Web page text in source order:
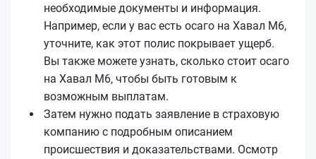
необходимые документы и информация.
Например, если у вас есть осаго на Хавал М6,
уточните, как этот полис покрывает ущерб.
Вы также можете узнать, сколько стоит осаго
на Хавал М6, чтобы быть готовым к
возможным выплатам.
Затем нужно подать заявление в страховую
компанию с подробным описанием
происшествия и доказательствами. Осмотр